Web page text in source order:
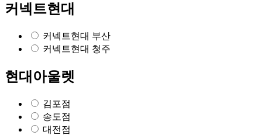
커넥트현대
커넥트현대 부산
커넥트현대 청주
현대아울렛
김포점
송도점
대전점